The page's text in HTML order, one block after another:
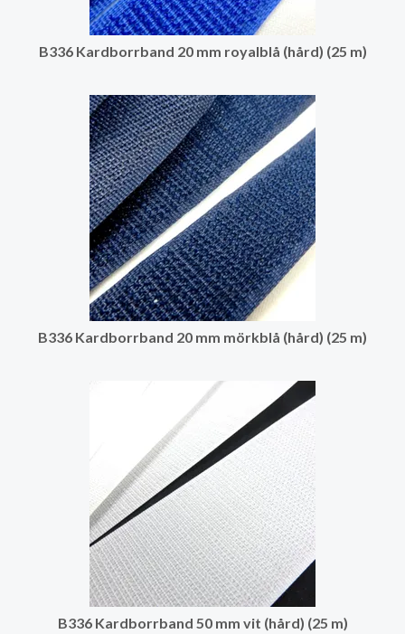
B336 Kardborrband 20 mm royalblå (hård) (25 m)
B336 Kardborrband 20 mm mörkblå (hård) (25 m)
B336 Kardborrband 50 mm vit (hård) (25 m)